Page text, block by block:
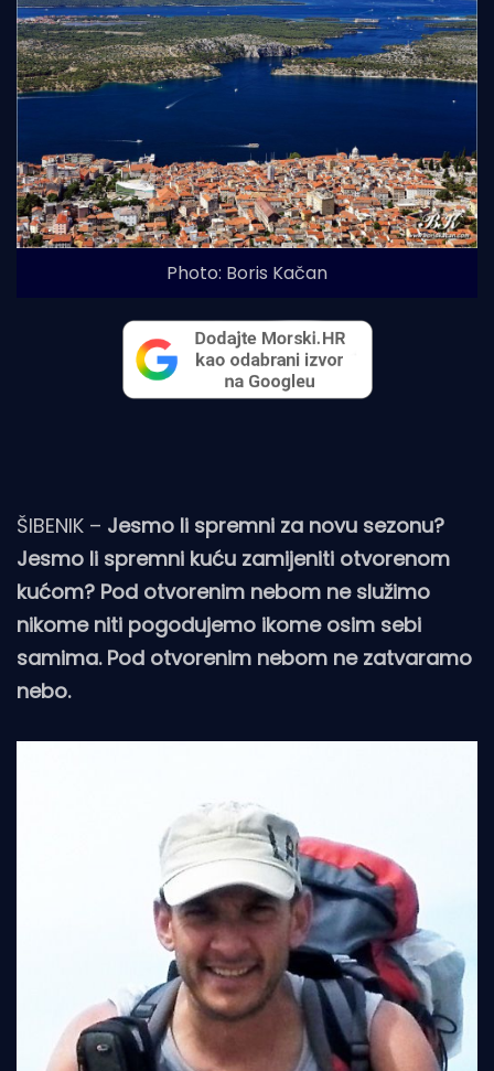
Photo: Boris Kačan
ŠIBENIK – Jesmo li spremni za novu sezonu?
Jesmo li spremni kuću zamijeniti otvorenom
kućom? Pod otvorenim nebom ne služimo
nikome niti pogodujemo ikome osim sebi
samima. Pod otvorenim nebom ne zatvaramo
nebo.